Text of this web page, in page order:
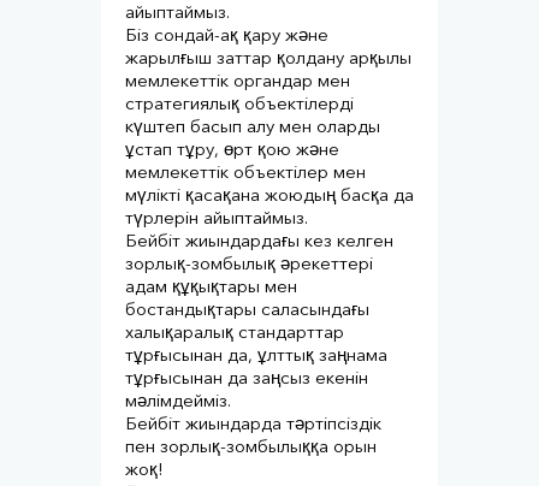
айыптаймыз.⠀
Біз сондай-ақ қару және
жарылғыш заттар қолдану арқылы
мемлекеттік органдар мен
стратегиялық объектілерді
күштеп басып алу мен оларды
ұстап тұру, өрт қою және
мемлекеттік объектілер мен
мүлікті қасақана жоюдың басқа да
түрлерін айыптаймыз.⠀
Бейбіт жиындардағы кез келген
зорлық-зомбылық әрекеттері
адам құқықтары мен
бостандықтары саласындағы
халықаралық стандарттар
тұрғысынан да, ұлттық заңнама
тұрғысынан да заңсыз екенін
мәлімдейміз.⠀
Бейбіт жиындарда тәртіпсіздік
пен зорлық-зомбылыққа орын
жоқ!⠀